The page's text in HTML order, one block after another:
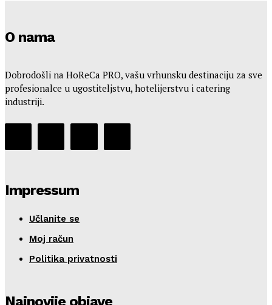
O nama
Dobrodošli na HoReCa PRO, vašu vrhunsku destinaciju za sve
profesionalce u ugostiteljstvu, hotelijerstvu i catering
industriji.
Impressum
Učlanite se
Moj račun
Politika privatnosti
Najnovije objave